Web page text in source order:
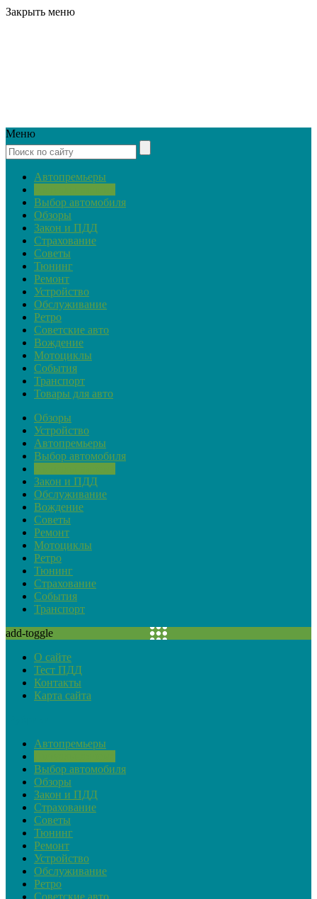
Закрыть меню
Меню
Автопремьеры
Выбор автомобиля
Обзоры
Закон и ПДД
Страхование
Советы
Тюнинг
Ремонт
Устройство
Обслуживание
Ретро
Советские авто
Вождение
Мотоциклы
События
Транспорт
Товары для авто
Обзоры
Устройство
Автопремьеры
Выбор автомобиля
Закон и ПДД
Обслуживание
Вождение
Советы
Ремонт
Мотоциклы
Ретро
Тюнинг
Страхование
События
Транспорт
add-toggle
О сайте
Тест ПДД
Контакты
Карта сайта
Автопремьеры
Выбор автомобиля
Обзоры
Закон и ПДД
Страхование
Советы
Тюнинг
Ремонт
Устройство
Обслуживание
Ретро
Советские авто